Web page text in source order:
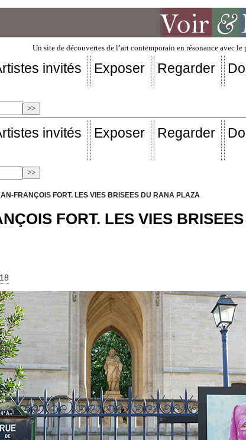
Un site de découvertes de l’art contemporain en résonance avec
invités Exposer Regarder
invités Exposer Regarder
FRANÇOIS FORT. LES VIES BRISEES DU RANA PLAZA
FORT. LES VIES